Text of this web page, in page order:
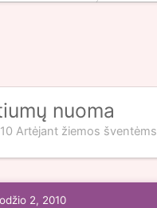
nuoma
Artėjant žiemos šventėms
2, 2010